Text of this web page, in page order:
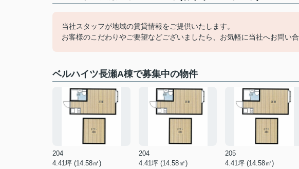
当社スタッフが地域の賃貸情報をご提供いたします。
お客様のこだわりやご要望などございましたら、お気軽に当社へお問い合
ベルハイツ長瀬A棟で募集中の物件
204
4.41坪 (14.58㎡)
204
4.41坪 (14.58㎡)
205
4.41坪 (14.58㎡)